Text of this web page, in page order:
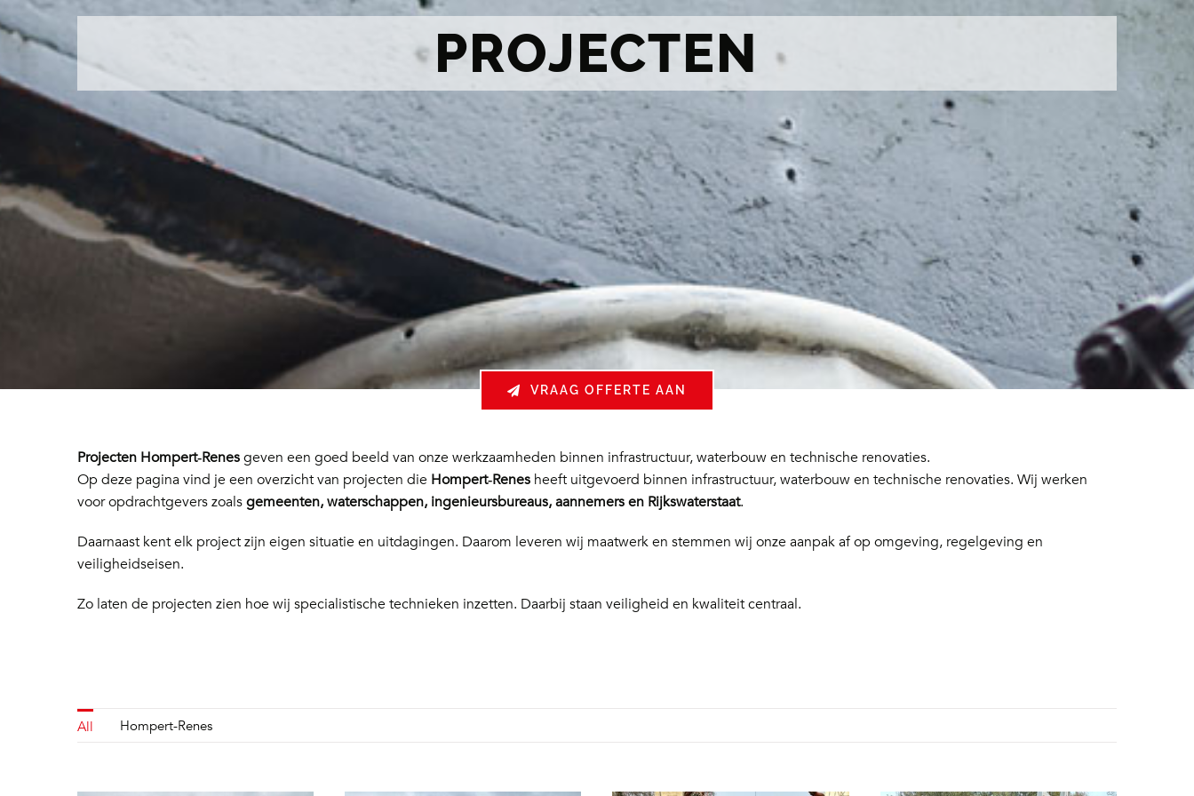
PROJECTEN
VRAAG OFFERTE AAN
Projecten Hompert‑Renesgeven een goed beeld van onze werkzaamheden binnen infrastructuur, waterbouw en technische renovaties.
Op deze pagina vind je een overzicht van projecten die Hompert‑Renesheeft uitgevoerd binnen infrastructuur, waterbouw en technische renovaties. Wij werken
voor opdrachtgevers zoalsgemeenten, waterschappen, ingenieursbureaus, aannemers en Rijkswaterstaat.
Daarnaast kent elk project zijn eigen situatie en uitdagingen. Daarom leveren wij maatwerk en stemmen wij onze aanpak af op omgeving, regelgeving en
veiligheidseisen.
Zo laten de projecten zien hoe wij specialistische technieken inzetten. Daarbij staan veiligheid en kwaliteit centraal.
All Hompert-Renes